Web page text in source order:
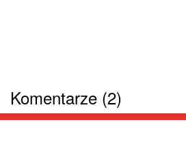
Komentarze (2)